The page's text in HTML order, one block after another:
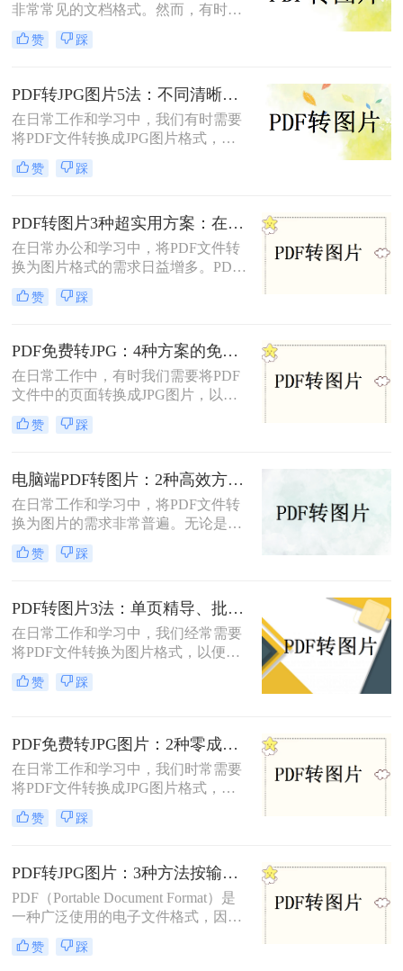
非常常见的文档格式。然而，有时候
我们需要将PDF文件转换为图片格
式，以便于在网页或者其他媒体上使
本文将为您介绍几种简单、快速且高
效的转换方法。
赞 踩
PDF转JPG图片5法：不同清晰度需求下的最优选择！
在日常工作和学习中，我们有时需要
将PDF文件转换成JPG图片格式，以
便于在社交媒体、网站或打印设备上
展示和分享。那么pdf怎么转换成jpg
成JPG图片的方法。每种方法都有其
独特的优缺点和适用场景，用户可以
根据自己的需求选择最合适的方法。
赞 踩
PDF转图片3种超实用方案：在线、客户端、截图各自优势！
在日常办公和学习中，将PDF文件转
换为图片格式的需求日益增多。PDF
转图片不仅便于分享、保存和打印，
还能有效规避某些版权问题，提高阅
将介绍三种常用的PDF转图片方法。
赞 踩
PDF免费转JPG：4种方案的免费次数、文件限制和效果对照！
在日常工作中，有时我们需要将PDF
文件中的页面转换成JPG图片，以便
在不同的应用场景中使用。那么怎么
把pdf转换成jpg图片免费呢？本文将
轻松完成PDF到JPG的转换。
赞 踩
电脑端PDF转图片：2种高效方法的详细操作和参数配置!
在日常工作和学习中，将PDF文件转
换为图片的需求非常普遍。无论是为
了方便分享、展示还是进一步处理，
掌握几种高效的PDF转图片方法都是
图片呢？本文将详细介绍两种常见的
电脑上PDF转图片方法，帮助用户轻
松完成文件格式转换。
赞 踩
PDF转图片3法：单页精导、批量快导、截图应急各取所需！
在日常工作和学习中，我们经常需要
将PDF文件转换为图片格式，以便进
行分享、打印或进一步的图像处理。
那么怎么把pdf转图片呢？本文将介绍
据实际需求选择合适的方法进行转
换。
赞 踩
PDF免费转JPG图片：2种零成本方案的转换效果和限制！
在日常工作和学习中，我们时常需要
将PDF文件转换成JPG图片格式，以
便于在多种设备和平台上进行浏览和
分享。那么pdf怎么转换成jpg图片免
换成JPG图片的方法。
赞 踩
PDF转JPG图片：3种方法按输出质量和批量需求选择！
PDF（Portable Document Format）是
一种广泛使用的电子文件格式，因其
跨平台性和良好的排版效果而受到青
睐。然而，在某些情况下，我们可能
赞 踩